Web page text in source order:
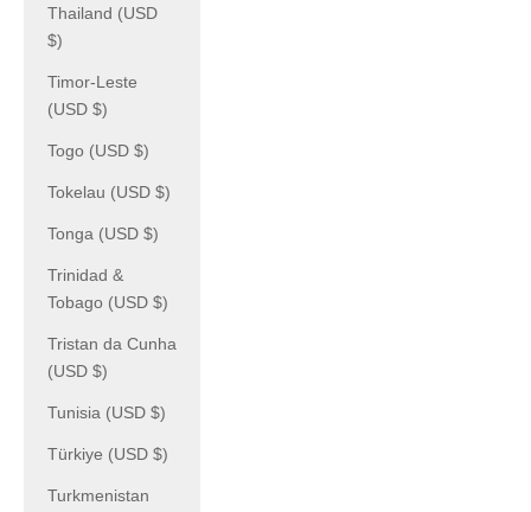
Thailand (USD
$)
Timor-Leste
(USD $)
Togo (USD $)
Tokelau (USD $)
Tonga (USD $)
Trinidad &
Tobago (USD $)
Tristan da Cunha
(USD $)
Tunisia (USD $)
Türkiye (USD $)
Turkmenistan